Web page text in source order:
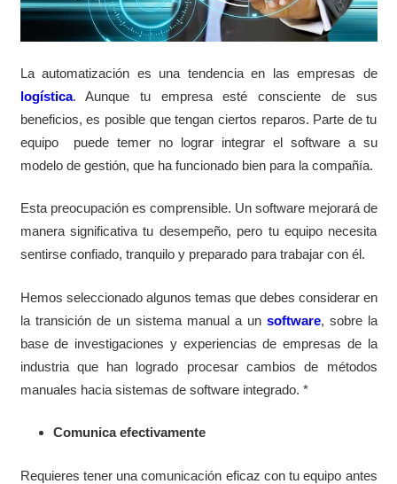
La automatización es una tendencia en las empresas de
logística. Aunque tu empresa esté consciente de sus
beneficios, es posible que tengan ciertos reparos. Parte de tu
equipopuedetemer no lograr integrar el software a su
modelo de gestión, que ha funcionado bien para la compañía.
Esta preocupación es comprensible. Un software mejorará de
manera significativa tu desempeño, pero tu equipo necesita
sentirse confiado, tranquilo y preparado para trabajar con él.
Hemos seleccionado algunos temas que debes considerar en
la transición de un sistema manual a un software, sobre la
base de investigaciones y experiencias de empresas de la
industria que han logrado procesar cambios de métodos
manuales hacia sistemas de software integrado. *
Comunica efectivamente
Requieres tener una comunicación eficaz con tu equipo antes